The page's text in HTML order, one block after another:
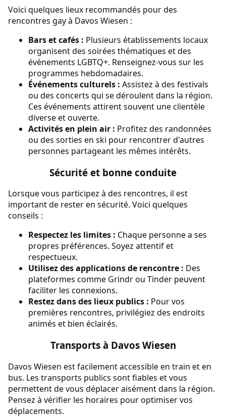
Voici quelques lieux recommandés pour des
rencontres gay à Davos Wiesen :
Bars et cafés : Plusieurs établissements locaux
organisent des soirées thématiques et des
événements LGBTQ+. Renseignez-vous sur les
programmes hebdomadaires.
Événements culturels : Assistez à des festivals
ou des concerts qui se déroulent dans la région.
Ces événements attirent souvent une clientèle
diverse et ouverte.
Activités en plein air : Profitez des randonnées
ou des sorties en ski pour rencontrer d'autres
personnes partageant les mêmes intérêts.
Sécurité et bonne conduite
Lorsque vous participez à des rencontres, il est
important de rester en sécurité. Voici quelques
conseils :
Respectez les limites : Chaque personne a ses
propres préférences. Soyez attentif et
respectueux.
Utilisez des applications de rencontre : Des
plateformes comme Grindr ou Tinder peuvent
faciliter les connexions.
Restez dans des lieux publics : Pour vos
premières rencontres, privilégiez des endroits
animés et bien éclairés.
Transports à Davos Wiesen
Davos Wiesen est facilement accessible en train et en
bus. Les transports publics sont fiables et vous
permettent de vous déplacer aisément dans la région.
Pensez à vérifier les horaires pour optimiser vos
déplacements.